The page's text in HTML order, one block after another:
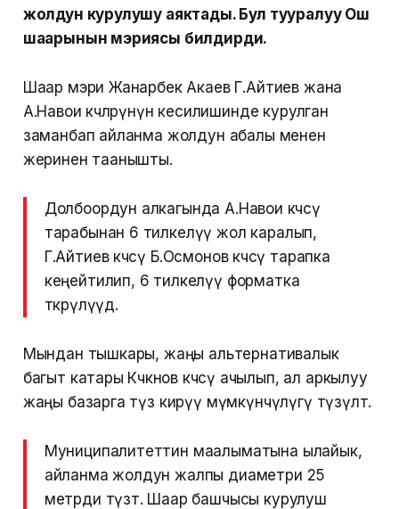
жолдун курулушу аяктады. Бул тууралуу Ош
шаарынын мэриясы билдирди.
Шаар мэри Жанарбек Акаев Г.Айтиев жана
А.Навои көчөлөрүнүн кесилишинде курулган
заманбап айланма жолдун абалы менен
жеринен таанышты.
Долбоордун алкагында А.Навои көчөсү
тарабынан 6 тилкелүү жол каралып,
Г.Айтиев көчөсү Б.Осмонов көчөсү тарапка
кеңейтилип, 6 тилкелүү форматка
өткөрүлүүдө.
Мындан тышкары, жаңы альтернативалык
багыт катары Көчкөнов көчөсү ачылып, ал аркылуу
жаңы базарга түз кирүү мүмкүнчүлүгү түзүлөт.
Муниципалитеттин маалыматына ылайык,
айланма жолдун жалпы диаметри 25
метрди түзөт. Шаар башчысы курулуш